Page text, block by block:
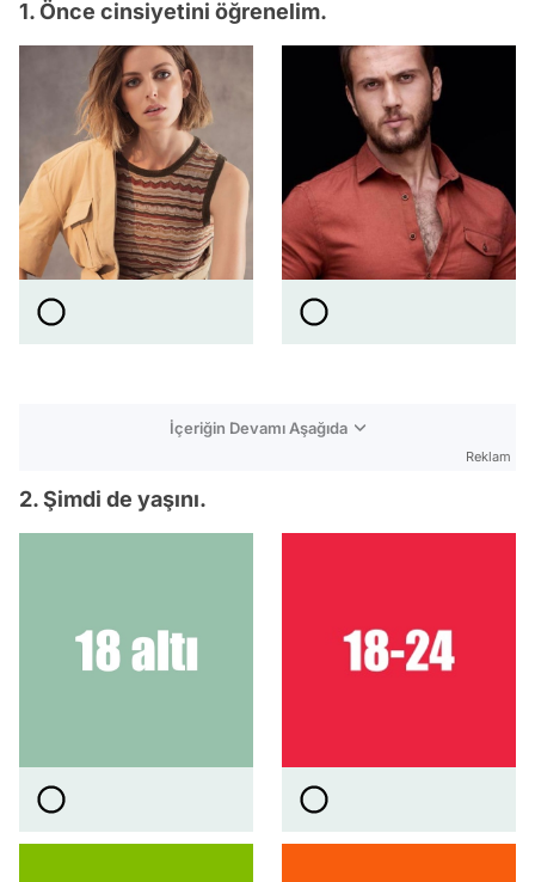
1. Önce cinsiyetini öğrenelim.
İçeriğin Devamı Aşağıda
Reklam
2. Şimdi de yaşını.